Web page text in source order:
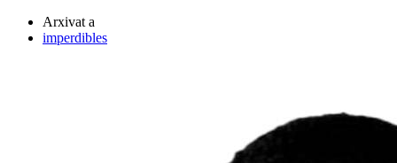
Arxivat a
imperdibles